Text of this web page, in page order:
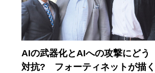
AIの武器化とAIへの攻撃にどう
対抗? フォーティネットが描く